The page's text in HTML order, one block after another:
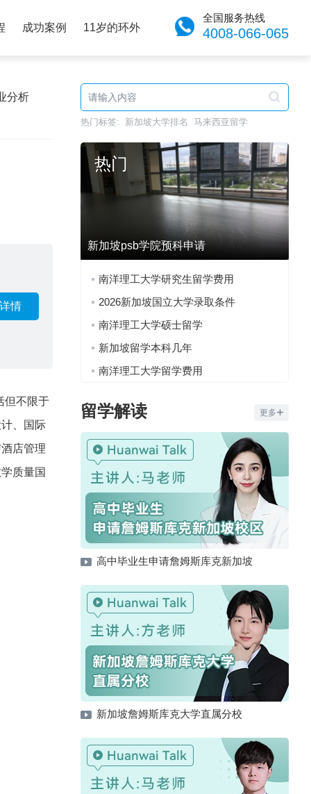
成功案例 11岁的环外
全国服务热线
4008-066-065
分析
情
但不限于
、国际
店管理
质量国
热门标签: 新加坡大学排名 马来西亚留学
热门
新加坡psb学院预科申请
南洋理工大学研究生留学费用
2026新加坡国立大学录取条件
南洋理工大学硕士留学
新加坡留学本科几年
南洋理工大学留学费用
留学解读 更多
高中毕业生申请詹姆斯库克新加坡
新加坡詹姆斯库克大学直属分校